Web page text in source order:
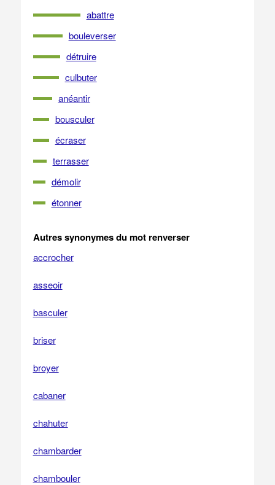
abattre
bouleverser
détruire
culbuter
anéantir
bousculer
écraser
terrasser
démolir
étonner
Autres synonymes du mot renverser
accrocher
asseoir
basculer
briser
broyer
cabaner
chahuter
chambarder
chambouler